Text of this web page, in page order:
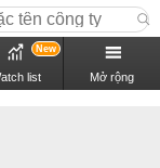
list
New
Mở rộng